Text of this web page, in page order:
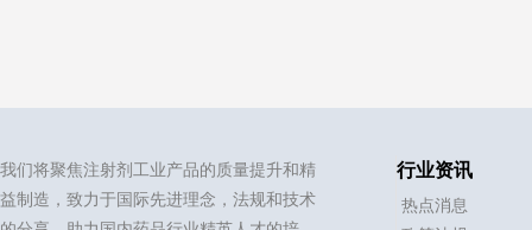
我们将聚焦注射剂工业产品的质量提升和精
益制造，致力于国际先进理念，法规和技术
行业资讯
热点消息